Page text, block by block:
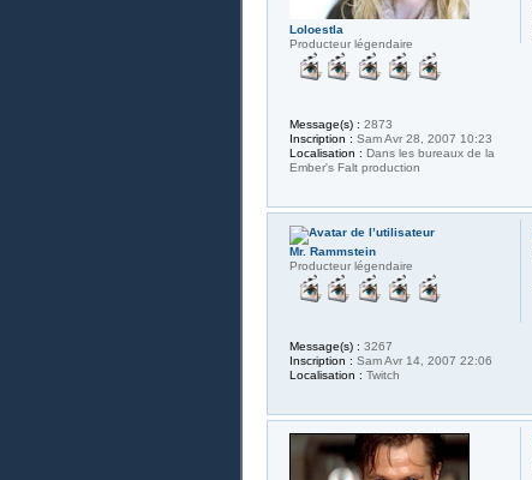
Loloestla
Producteur légendaire
Message(s) : 2873
Inscription : Sam Avr 28, 2007 10:23
Localisation : Dans les bureaux de la
Ember's Falt production
Mr. Rammstein
Producteur légendaire
Message(s) : 3267
Inscription : Sam Avr 14, 2007 22:06
Localisation : Twitch